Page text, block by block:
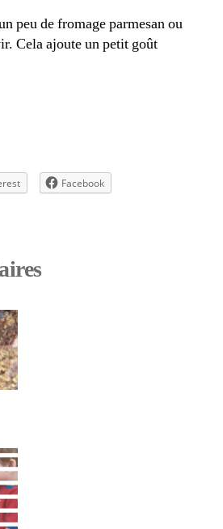
peu de fromage parmesan ou
Cela ajoute un petit goût
Facebook